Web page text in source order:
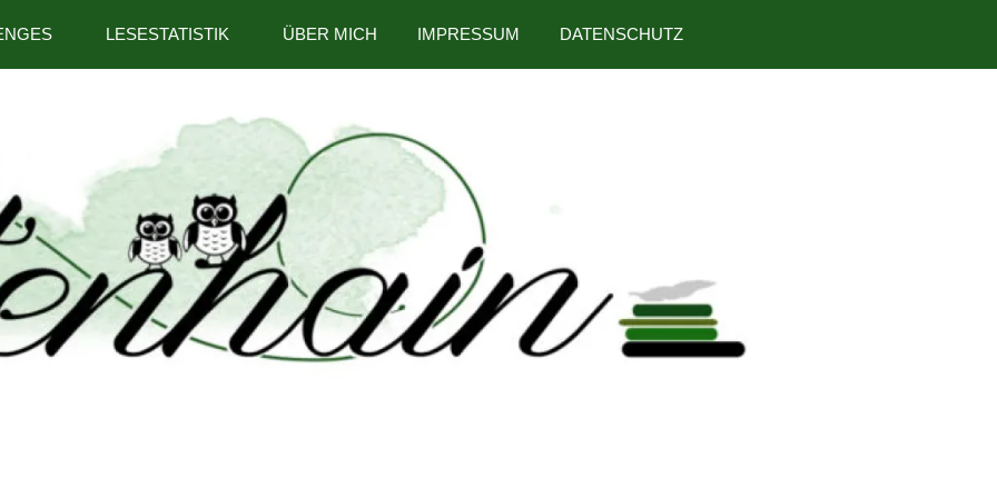
LESESTATISTIK ÜBER MICH IMPRESSUM DATENSCHUTZ